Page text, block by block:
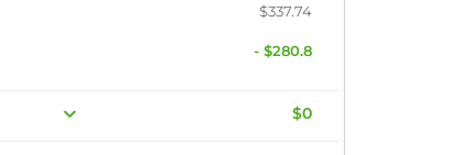
$337.74
- $280.8
$0